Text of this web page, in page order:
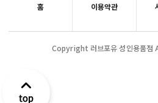
홈 이용약관
Copyright 러브포유 성인용품